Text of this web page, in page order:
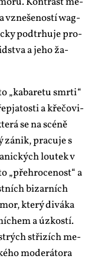
vzne­še­nos­tí wag­
pod­tr­hu­je pro­
a je­ho ža­
„ka­ba­re­tu smr­ti“
a kře­čo­vi­
se na scé­ně
zá­nik, pra­cu­je s
lou­tek v
„pře­hro­ce­nost“ a
bi­zar­ních
kte­rý di­vá­ka
a úz­kos­tí.
stři­zích me­
mo­de­rá­to­ra